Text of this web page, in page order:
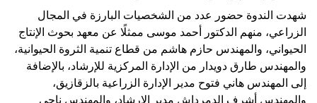
شهدت الندوة حضور عدد من الشخصيات البارزة في المجال
الزراعي، منهم الدكتور أحمد موسى ممثلًا عن معهد بحوث الإنتاج
الحيواني، والمهندس حازم هاشم من قطاع تنمية الثروة الحيوانية،
والمهندس طارق دويدار من الإدارة المركزية للإرشاد، بالإضافة
إلى المهندس هاني فتوح مدير الإدارة الزراعية بالزقازيق،
والمهندس أشرف الدمرداش مدير الإرشاد، والمهندس ناجي